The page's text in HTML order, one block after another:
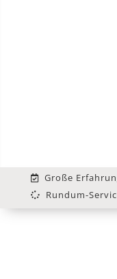
Große
Rundum-